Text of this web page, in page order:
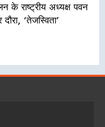
के राष्ट्रीय अध्यक्ष पवन
‘तेजस्विता’